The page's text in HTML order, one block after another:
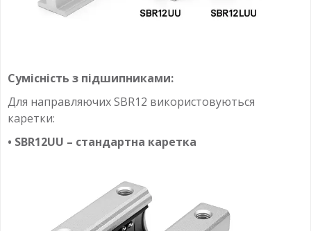
Сумісність з підшипниками:
Для направляючих SBR12 використовуються
каретки:
• SBR12UU – стандартна каретка